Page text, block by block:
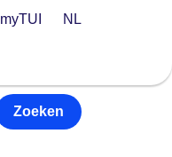
myTUI NL
Zoeken